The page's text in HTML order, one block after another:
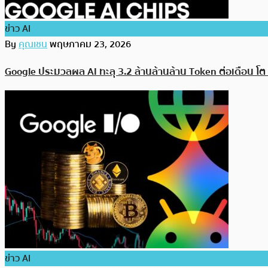
ข่าว AI
Byคุณเชนพฤษภาคม 23, 2026
Google ประมวลผล AI ทะลุ 3.2 ล้านล้านล้าน Token ต่อเดือน โต
ข่าว AI